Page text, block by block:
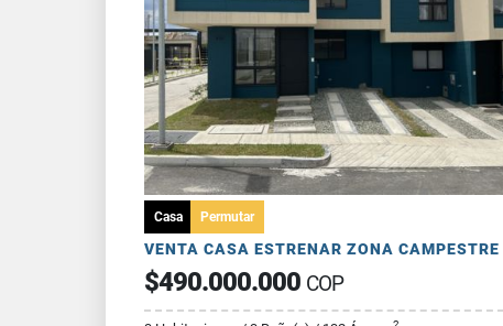
Casa Permutar
$490.000.000 COP